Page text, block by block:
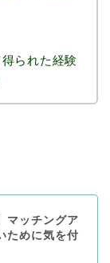
られた経験
マッチングア
ために気を付